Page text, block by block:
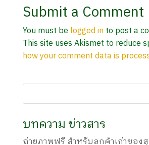
Submit a Comment
You must be logged into post a
This site uses Akismet to reduce
how your comment data is
บทความ ข่าวสาร
ถ่ายภาพฟรี สำหรับลูกค้าเก่าของ